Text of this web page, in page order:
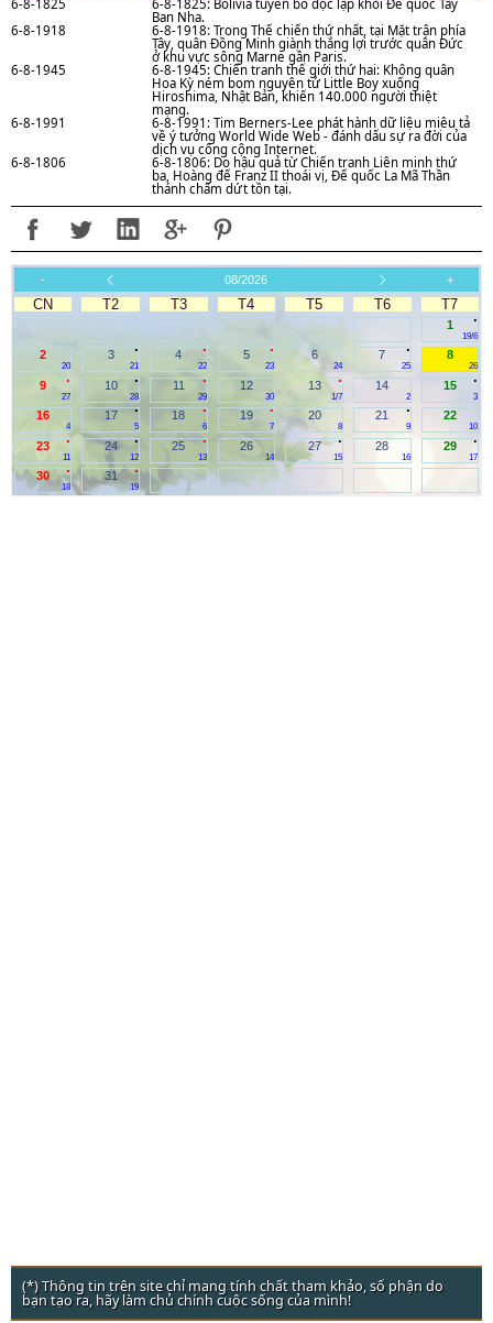
6-8-1825
6-8-1825: Bolivia tuyên bố độc lập khỏi Đế quốc Tây
Ban Nha.
6-8-1918
6-8-1918: Trong Thế chiến thứ nhất, tại Mặt trận phía
Tây, quân Đồng Minh giành thắng lợi trước quân Đức
ở khu vực sông Marne gần Paris.
6-8-1945
6-8-1945: Chiến tranh thế giới thứ hai: Không quân
Hoa Kỳ ném bom nguyên tử Little Boy xuống
Hiroshima, Nhật Bản, khiến 140.000 người thiệt
mạng.
6-8-1991
6-8-1991: Tim Berners-Lee phát hành dữ liệu miêu tả
về ý tưởng World Wide Web - đánh dấu sự ra đời của
dịch vụ công cộng Internet.
6-8-1806
6-8-1806: Do hậu quả từ Chiến tranh Liên minh thứ
ba, Hoàng đế Franz II thoái vị, Đế quốc La Mã Thần
thánh chấm dứt tồn tại.
- 08/2026 +
CN T2 T3 T4 T5 T6 T7
.
1
19/6
2
20
.
3
21
.
4
22
.
5
23
6
24
.
7
25
8
26
.
9
27
.
10
28
.
11
29
12
30
.
13
1/7
14
2
.
15
3
16
4
.
17
5
.
18
6
.
19
7
20
8
.
21
9
22
10
.
23
11
.
24
12
.
25
13
26
14
.
27
15
28
16
.
29
17
.
30
18
.
31
19
(*) Thông tin trên site chỉ mang tính chất tham khảo, số phận do
bạn tạo ra, hãy làm chủ chính cuộc sống của mình!